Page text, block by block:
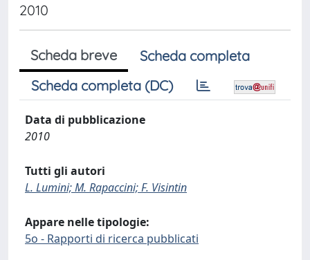
2010
Scheda breve
Scheda completa
Scheda completa (DC)
Data di pubblicazione
2010
Tutti gli autori
L. Lumini; M. Rapaccini; F. Visintin
Appare nelle tipologie:
5o - Rapporti di ricerca pubblicati